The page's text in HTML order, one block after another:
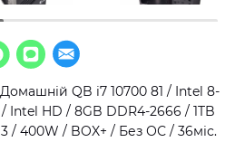
Тип накопичувача
SSD
HDD
SSD + HDD
QB i7 10700 81 / Intel 8-
Intel HD / 8GB DDR4-2666 / 1TB
/ 400W / BOX+ / Без ОС / 36міс.